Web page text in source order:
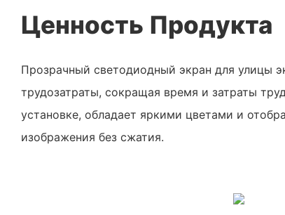
Ценность Продукта
Прозрачный светодиодный экран для улицы
трудозатраты, сокращая время и затраты
установке, обладает яркими цветами и
изображения без сжатия.